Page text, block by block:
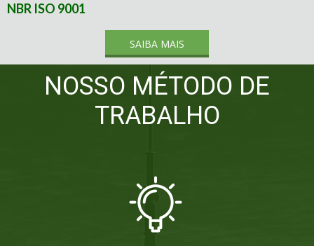
NBR ISO 9001
SAIBA MAIS
NOSSO MÉTODO DE
TRABALHO